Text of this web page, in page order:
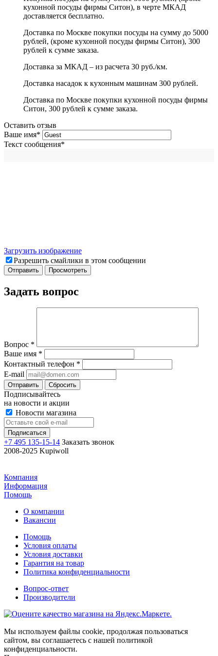
кухонной посуды фирмы Ситон), в черте МКАД
доставляется бесплатно.
Доставка по Москве покупки посуды на сумму до 5000
рублей, (кроме кухонной посуды фирмы Ситон), 300
рублей к сумме заказа.
Доставка за МКАД – из расчета 30 руб./км.
Доставка насадок к кухонным машинам 300 рублей.
Доставка по Москве покупки кухонной посуды фирмы
Ситон, 300 рублей к сумме заказа.
Оставить отзыв
Ваше имя*
Текст сообщения*
Загрузить изображение
Разрешить смайлики в этом сообщении
Задать вопрос
Вопрос *
Ваше имя *
Контактный телефон *
E-mail
Отправить Сбросить
Подписывайтесь
на новости и акции
Новости магазина
+7 495 135-15-14 Заказать звонок
2008-2025 Kupiwoll
Компания
Информация
Помощь
О компании
Вакансии
Помощь
Условия оплаты
Условия доставки
Гарантия на товар
Политика конфиденциальности
Вопрос-ответ
Производители
Мы используем файлы cookie, продолжая пользоваться
сайтом, вы соглашаетесь с нашей политикой
конфиденциальности.